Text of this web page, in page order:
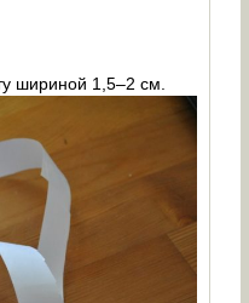
шириной 1,5–2 см.